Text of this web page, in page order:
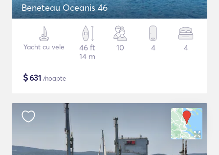
Beneteau Oceanis 46
Yacht cu vele
46 ft
14 m
10 4 4
$631 /noapte